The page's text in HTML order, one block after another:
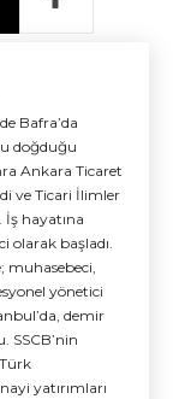
Bafra’da
doğduğu
Ankara Ticaret
ve Ticari İlimler
İş hayatına
olarak başladı.
muhasebeci,
yönetici
demir
SSCB’nin
yatırımları